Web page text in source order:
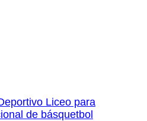
Liceo para
de básquetbol